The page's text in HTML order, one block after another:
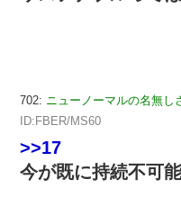
702: ニューノーマルの名無し
ID:FBER/MS60
>>17
今が既に持続不可